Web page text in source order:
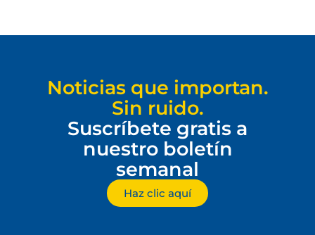
Noticias que importan.
Sin ruido.
Suscríbete gratis a
nuestro boletín
semanal
Haz clic aquí